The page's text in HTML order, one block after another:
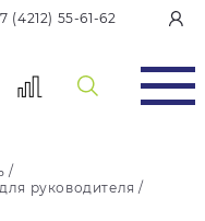
(4212) 55-61-62
/
руководителя /